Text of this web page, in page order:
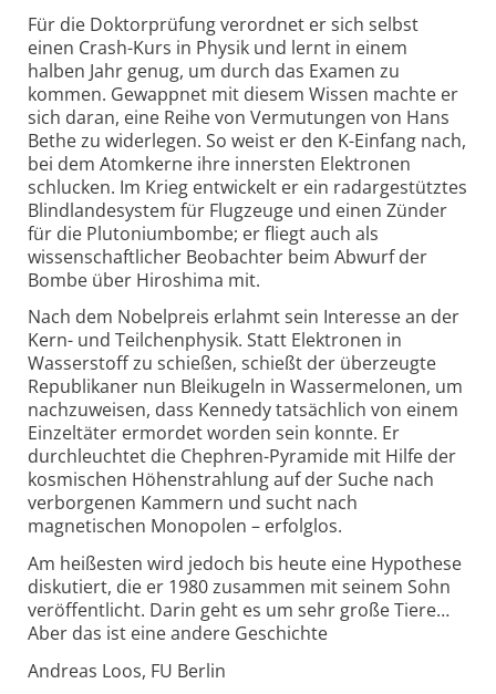
Für die Doktorprüfung verordnet er sich selbst
einen Crash-Kurs in Physik und lernt in einem
halben Jahr genug, um durch das Examen zu
kommen. Gewappnet mit diesem Wissen machte er
sich daran, eine Reihe von Vermutungen von Hans
Bethe zu widerlegen. So weist er den K-Einfang nach,
bei dem Atomkerne ihre innersten Elektronen
schlucken. Im Krieg entwickelt er ein radargestütztes
Blindlandesystem für Flugzeuge und einen Zünder
für die Plutoniumbombe; er fliegt auch als
wissenschaftlicher Beobachter beim Abwurf der
Bombe über Hiroshima mit.
Nach dem Nobelpreis erlahmt sein Interesse an der
Kern- und Teilchenphysik. Statt Elektronen in
Wasserstoff zu schießen, schießt der überzeugte
Republikaner nun Bleikugeln in Wassermelonen, um
nachzuweisen, dass Kennedy tatsächlich von einem
Einzeltäter ermordet worden sein konnte. Er
durchleuchtet die Chephren-Pyramide mit Hilfe der
kosmischen Höhenstrahlung auf der Suche nach
verborgenen Kammern und sucht nach
magnetischen Monopolen – erfolglos.
Am heißesten wird jedoch bis heute eine Hypothese
diskutiert, die er 1980 zusammen mit seinem Sohn
veröffentlicht. Darin geht es um sehr große Tiere…
Aber das ist eine andere Geschichte
Andreas Loos, FU Berlin